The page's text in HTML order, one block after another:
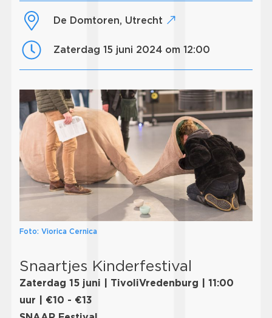
De Domtoren, Utrecht
zaterdag 15 juni 2024 om 12:00
Foto: Viorica Cernica
Snaartjes Kinderfestival
Zaterdag 15 juni | TivoliVredenburg | 11:00
uur | €10 - €13